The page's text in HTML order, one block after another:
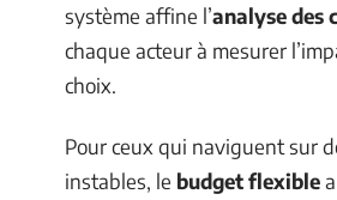
système affine l’analyse des
chaque acteur à mesurer
choix.
Pour ceux qui naviguent sur
instables, le budget flexible